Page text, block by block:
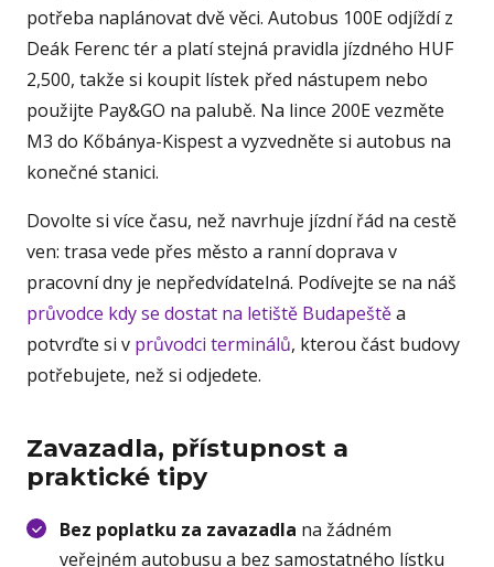
potřeba naplánovat dvě věci. Autobus 100E odjíždí z
Deák Ferenc tér a platí stejná pravidla jízdného HUF
2,500, takže si koupit lístek před nástupem nebo
použijte Pay&GO na palubě. Na lince 200E vezměte
M3 do Kőbánya-Kispest a vyzvedněte si autobus na
konečné stanici.
Dovolte si více času, než navrhuje jízdní řád na cestě
ven: trasa vede přes město a ranní doprava v
pracovní dny je nepředvídatelná. Podívejte se na náš
průvodce kdy se dostat na letiště Budapeštěa
potvrďte si v průvodci terminálů, kterou část budovy
potřebujete, než si odjedete.
Zavazadla, přístupnost a
praktické tipy
Bez poplatku za zavazadla na žádném
veřejném autobusu a bez samostatného lístku